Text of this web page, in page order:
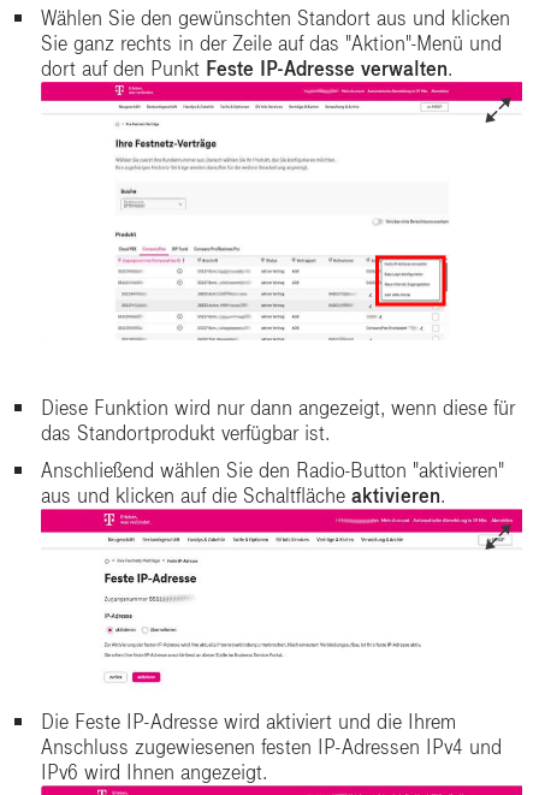
Wählen Sie den gewünschten Standort aus und klicken
Sie ganz rechts in der Zeile auf das "Aktion"-Menü und
dort auf den Punkt Feste IP-Adresse verwalten.
Diese Funktion wird nur dann angezeigt, wenn diese für
das Standortprodukt verfügbar ist.
Anschließend wählen Sie den Radio-Button "aktivieren"
aus und klicken auf die Schaltfläche aktivieren.
Die Feste IP-Adresse wird aktiviert und die Ihrem
Anschluss zugewiesenen festen IP-Adressen IPv4 und
IPv6 wird Ihnen angezeigt.